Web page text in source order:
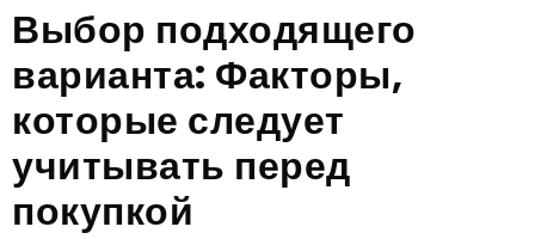
Выбор подходящего
варианта: Факторы,
которые следует
учитывать перед
покупкой